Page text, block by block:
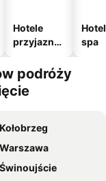
Hotele
przyjazne
m
spa
podróży